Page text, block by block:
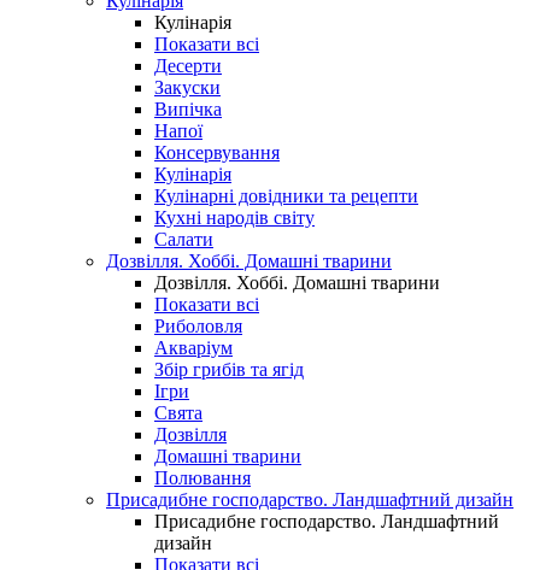
Кулінарія
Показати всі
Десерти
Закуски
Випічка
Напої
Консервування
Кулінарія
Кулінарні довідники та рецепти
Кухні народів світу
Салати
Дозвілля. Хоббі. Домашні тварини
Дозвілля. Хоббі. Домашні тварини
Показати всі
Риболовля
Акваріум
Збір грибів та ягід
Ігри
Свята
Дозвілля
Домашні тварини
Полювання
Присадибне господарство. Ландшафтний дизайн
Присадибне господарство. Ландшафтний
дизайн
Показати всі